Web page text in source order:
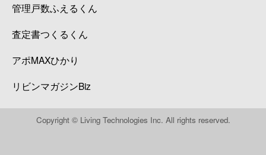
管理戸数ふえるくん
査定書つくるくん
アポMAXひかり
リビンマガジンBiz
Copyright © Living Technologies Inc. All rights reserved.